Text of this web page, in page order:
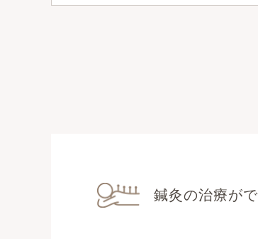
鍼灸の治療が